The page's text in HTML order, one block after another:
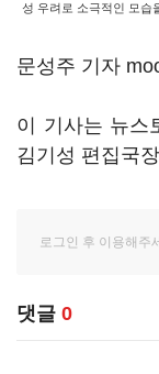
성 우려로 소극적인 모습
문성주 기자
이 기사는 뉴스
김기성 편집국
댓글 0